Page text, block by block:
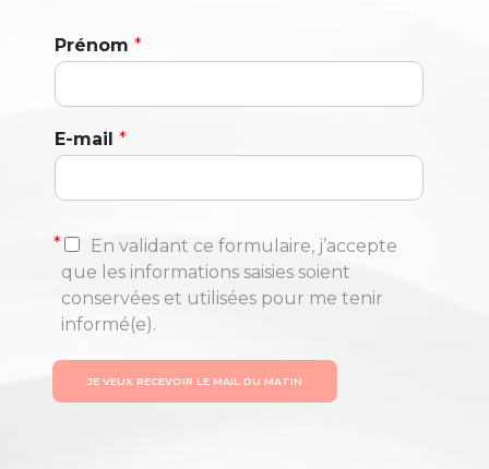
Prénom *
E-mail *
*
En validant ce formulaire, j’accepte
que les informations saisies soient
conservées et utilisées pour me tenir
informé(e).
JE VEUX RECEVOIR LE MAIL DU MATIN